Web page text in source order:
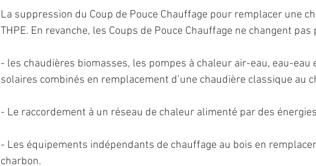
La suppression du Coup de Pouce Chauffage pour remplacer une
THPE. En revanche, les Coups de Pouce Chauffage ne changent pas
- les chaudières biomasses, les pompes à chaleur air-eau, eau-eau
solaires combinés en remplacement d’une chaudière classique au
- Le raccordement à un réseau de chaleur alimenté par des
- Les équipements indépendants de chauffage au bois en
charbon.